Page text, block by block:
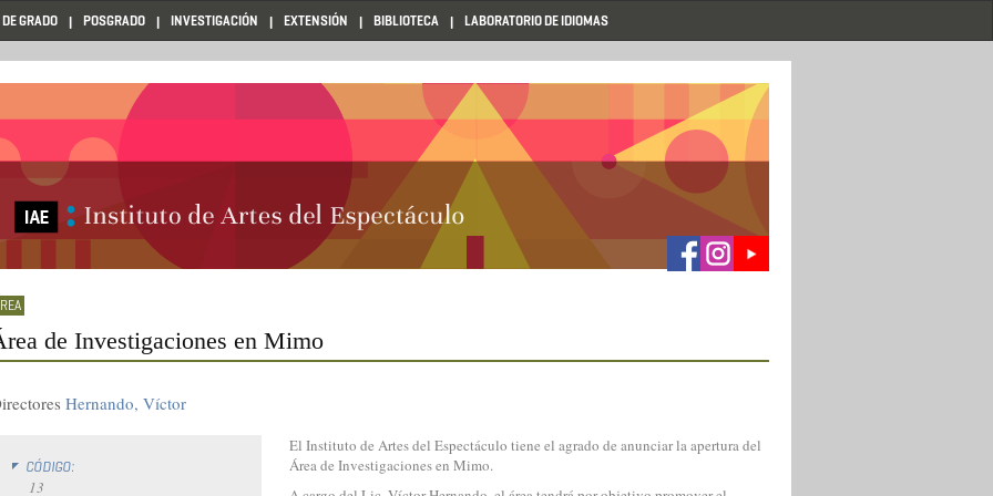
GRADO POSGRADO INVESTIGACIÓN EXTENSIÓN BIBLIOTECA LABORATORIO DE IDIOMAS
de Investigaciones en Mimo
Hernando, Víctor
El Instituto de Artes del Espectáculo tiene el agrado de anunciar la apertura del
Área de Investigaciones en Mimo.
CÓDIGO:
13